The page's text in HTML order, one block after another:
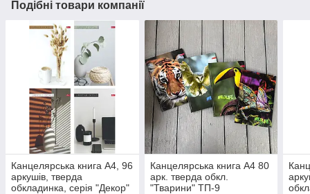
Подібні товари компанії
Канцелярська книга А4, 96
аркушів, тверда
обкладинка, серія "Декор"
Канцелярська книга А4 80
арк. тверда обкл.
"Тварини" ТП-9